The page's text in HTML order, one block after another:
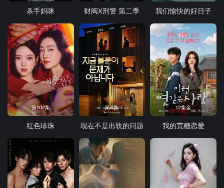
杀手妈咪 财阀X刑警 第二季 我们愉快的好日子
第102集
红色珍珠
第4集
现在不是出轨的问题
12集全
我的荒糖恋爱